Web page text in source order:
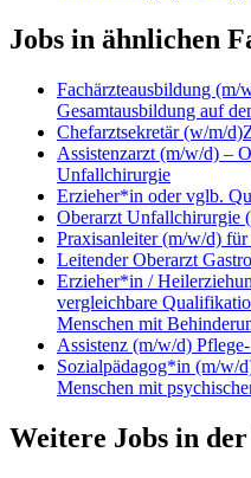
Jobs in ähnlichen
Fachärzteausbildung
Gesamtausbildung auf
Chefarztsekretär (w/m/
Assistenzarzt (m/w/d) –
Unfallchirurgie
Erzieher*in oder vglb.
Oberarzt Unfallchirurgie
Praxisanleiter (m/w/d)
Leitender Oberarzt
Erzieher*in /
vergleichbare
Menschen mit
Assistenz (m/w/d)
Sozialpädagog*in (m/w/
Menschen mit
Weitere Jobs in